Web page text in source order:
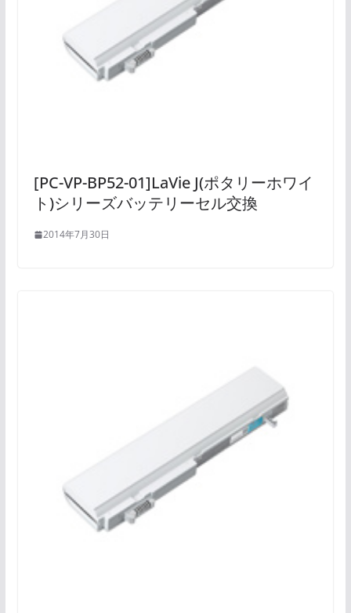
[PC-VP-BP52-01]LaVie J(ポタリーホワイ
ト)シリーズバッテリーセル交換
2014年7月30日